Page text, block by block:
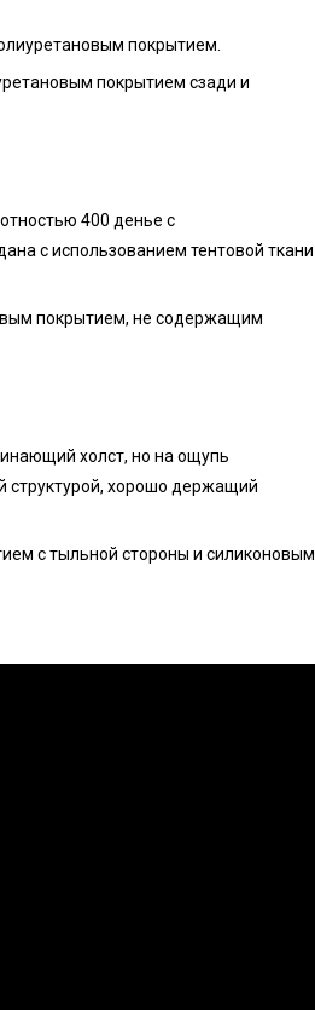
покрытием.
покрытием сзади и
400 денье с
с использованием тентовой ткани
покрытием, не содержащим
холст, но на ощупь
структурой, хорошо держащий
с тыльной стороны и силиконовым